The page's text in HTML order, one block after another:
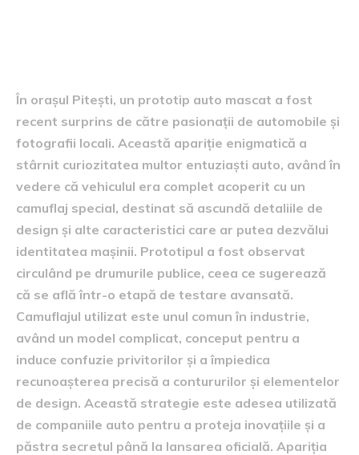
În orașul Pitești, un prototip auto mascat a fost
recent surprins de către pasionații de automobile și
fotografii locali. Această apariție enigmatică a
stârnit curiozitatea multor entuziaști auto, având în
vedere că vehiculul era complet acoperit cu un
camuflaj special, destinat să ascundă detaliile de
design și alte caracteristici care ar putea dezvălui
identitatea mașinii. Prototipul a fost observat
circulând pe drumurile publice, ceea ce sugerează
că se află într-o etapă de testare avansată.
Camuflajul utilizat este unul comun în industrie,
având un model complicat, conceput pentru a
induce confuzie privitorilor și a împiedica
recunoașterea precisă a contururilor și elementelor
de design. Această strategie este adesea utilizată
de companiile auto pentru a proteja inovațiile și a
păstra secretul până la lansarea oficială. Apariția